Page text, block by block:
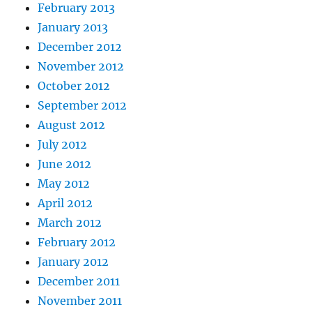
February 2013
January 2013
December 2012
November 2012
October 2012
September 2012
August 2012
July 2012
June 2012
May 2012
April 2012
March 2012
February 2012
January 2012
December 2011
November 2011